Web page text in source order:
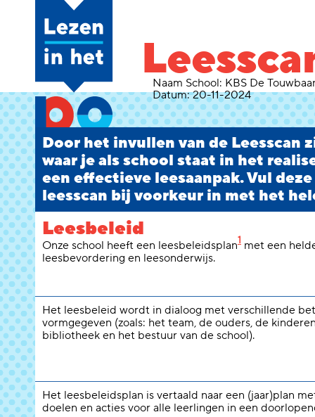
Naam School: KBS De
Datum:20-11-2024
Door het invullen van de Leesscan
waar je als school staat in het
een effectieve leesaanpak. Vul deze
leesscan bij voorkeur in met het
Leesbeleid
Onze school heeft een leesbeleidsplan1 met een
leesbevordering en leesonderwijs.
Het leesbeleid wordt in dialoog met verschillende
vormgegeven (zoals: het team, de ouders, de
bibliotheek en het bestuur van de school).
Het leesbeleidsplan is vertaald naar een (jaar)plan
doelen en acties voor alle leerlingen in een